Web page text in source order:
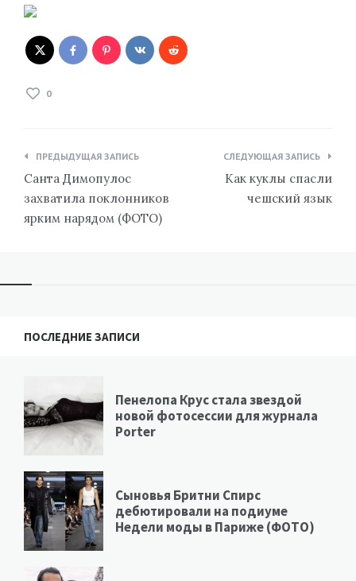
0
Навигация
по
записям
ПРЕДЫДУЩАЯ ЗАПИСЬ
Санта Димопулос
захватила поклонников
ярким нарядом (ФОТО)
СЛЕДУЮЩАЯ ЗАПИСЬ
Как куклы спасли
чешский язык
ПОСЛЕДНИЕ ЗАПИСИ
Пенелопа Крус стала звездой
новой фотосессии для журнала
Porter
Сыновья Бритни Спирс
дебютировали на подиуме
Недели моды в Париже (ФОТО)